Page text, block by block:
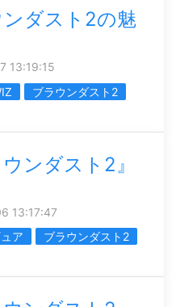
ダスト2の魅
13:19:15
ブラウンダスト2
ウンダスト2』
13:17:47
ア
ブラウンダスト2